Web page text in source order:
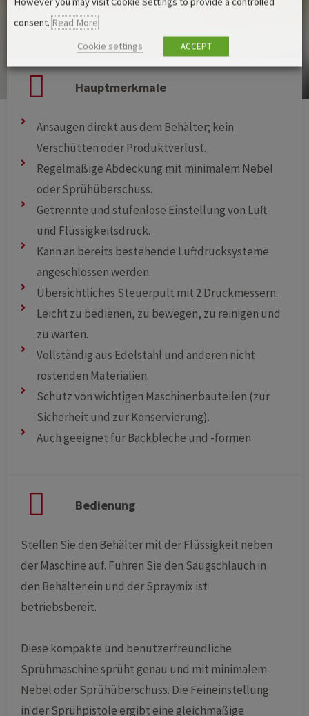
Hauptmerkmale
Ansaugen direkt aus dem Behälter; kein
Verschütten oder Produktverlust.
Regelmäßige Abdeckung mit minimalem Nebel
oder Sprühüberschuss.
Getrennte und stufenlose Einstellung von Luft-
und Flüssigkeitsdruck.
Kann an bereits bestehende Luftdrucksysteme
angeschlossen werden.
Übersichtliches Steuerpult mit 2 Druckmessern.
Leicht zu bedienen, zu bewegen, zu reinigen und
zu warten.
Vollständig aus Edelstahl und anderen nicht
rostenden Materialien.
Schutz von wichtigen Maschinenbauteilen (zur
Sicherheit und zur Konservierung).
Auch geeignet für Backbleche und -formen.
Bedienung
Stellen Sie den Behälter mit der Flüssigkeit neben
der Maschine auf. Führen Sie den Saugschlauch in
den Behälter ein und der Spraymix ist
betriebsbereit.
Diese kompakte und benutzerfreundliche
Sprühmaschine sprüht genau und mit minimalem
Nebel oder Sprühüberschuss. Die Feineinstellung
in der Sprühpistole ergibt eine gleichmäßige
consent. Read More
Cookie settings
ACCEPT